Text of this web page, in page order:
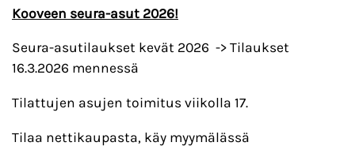
Kooveen seura-asut 2026!
Seura-asutilaukset kevät 2026 -> Tilaukset
16.3.2026 mennessä
Tilattujen asujen toimitus viikolla 17.
Tilaa nettikaupasta, käy myymälässä